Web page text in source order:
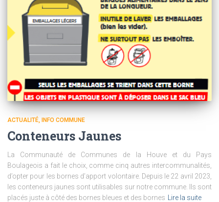
ACTUALITÉ INFO COMMUNE
Conteneurs Jaunes
La Communauté de Communes de la Houve et du Pays
Boulageois a fait le choix, comme cinq autres intercommunalités,
d’opter pour les bornes d’apport volontaire. Depuis le 22 avril 2023,
les conteneurs jaunes sont utilisables sur notre commune. Ils sont
placés juste à côté des bornes bleues et des bornes Lire la suite